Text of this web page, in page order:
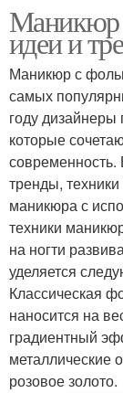
Маникюр
идеи и
Маникюр с
самых
году
которые
тренды,
маникюра с
техники
на ногти
уделяется
Классическая
наносится на
градиентный
металлические
розовое золото.